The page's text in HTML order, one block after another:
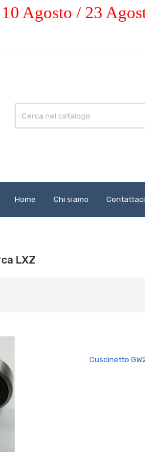
Agosto / 23
Home Chi siamo Contattaci
LXZ
Cuscinetto